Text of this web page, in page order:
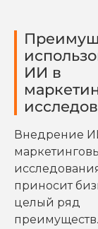
ИИ в
Внедрение
приносит
целый ряд